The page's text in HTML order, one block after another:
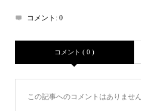
ー
コメント: 0
コメント ( 0 )
この記事へのコメントはありません